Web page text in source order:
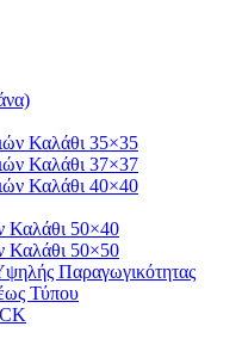
Καλάθι 35×35
Καλάθι 37×37
Καλάθι 40×40
Καλάθι 50×40
Καλάθι 50×50
Παραγωγικότητας
Τύπου